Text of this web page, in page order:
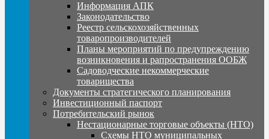
Информация АПК
Законодательство
Реестр сельскохозяйственных
товаропроизводителей
Планы мероприятий по предупреждению
возникновения и рапространения ООБЖ
Садоводческие некоммерческие
товарищества
Документы стратегического планирования
Инвестиционный паспорт
Потребительский рынок
Нестационарные торговые объекты (НТО)
Схемы НТО муниципальных